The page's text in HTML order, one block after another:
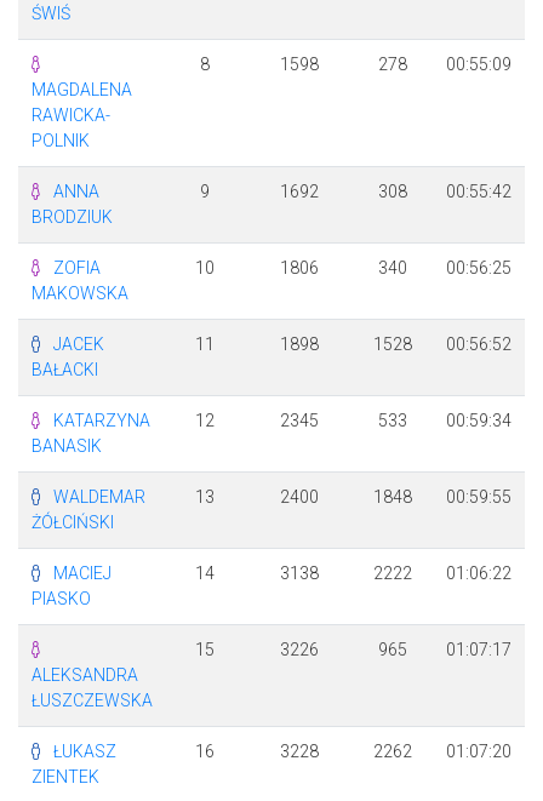
ŚWIŚ
MAGDALENA
RAWICKA-
POLNIK
8 1598 278 00:55:09
ANNA
BRODZIUK
9 1692 308 00:55:42
ZOFIA
MAKOWSKA
10 1806 340 00:56:25
JACEK
BAŁACKI
11 1898 1528 00:56:52
KATARZYNA
BANASIK
12 2345 533 00:59:34
WALDEMAR
ŻÓŁCIŃSKI
13 2400 1848 00:59:55
MACIEJ
PIASKO
14 3138 2222 01:06:22
ALEKSANDRA
ŁUSZCZEWSKA
15 3226 965 01:07:17
ŁUKASZ
ZIENTEK
16 3228 2262 01:07:20